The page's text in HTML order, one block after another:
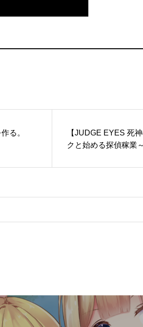
る。
【JUDGE EYES 死
クと始める探偵稼業